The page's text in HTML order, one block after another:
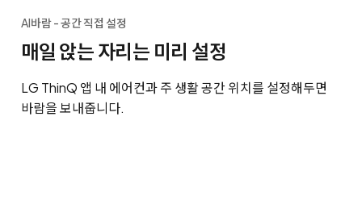
AI바람 - 공간 직접 설정
매일 앉는 자리는 미리 설정
LG ThinQ 앱 내 에어컨과 주 생활 공간 위치를 설정해두면
바람을 보내줍니다.